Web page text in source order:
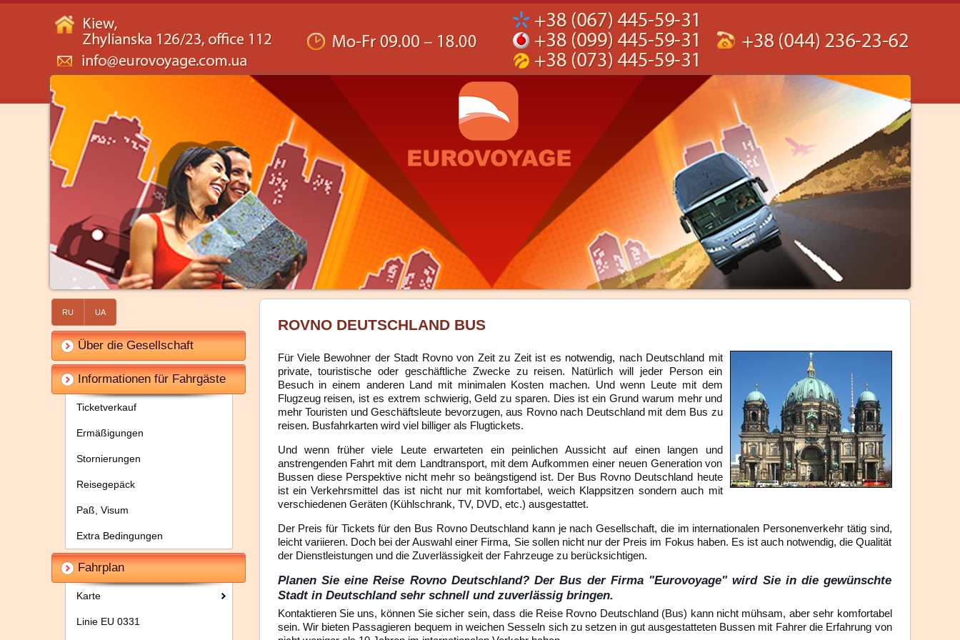
RU UA
Über die Gesellschaft
Informationen für Fahrgäste
Ticketverkauf
Ermäßigungen
Stornierungen
Reisegepäck
Paß, Visum
Extra Bedingungen
Fahrplan
Karte
Linie EU 0331
ROVNO DEUTSCHLAND BUS
Für Viele Bewohner der Stadt Rovno von Zeit zu Zeit ist es notwendig, nach Deutschland mit
private, touristische oder geschäftliche Zwecke zu reisen. Natürlich will jeder Person ein
Besuch in einem anderen Land mit minimalen Kosten machen. Und wenn Leute mit dem
Flugzeug reisen, ist es extrem schwierig, Geld zu sparen. Dies ist ein Grund warum mehr und
mehr Touristen und Geschäftsleute bevorzugen, aus Rovno nach Deutschland mit dem Bus zu
reisen. Busfahrkarten wird viel billiger als Flugtickets.
Und wenn früher viele Leute erwarteten ein peinlichen Aussicht auf einen langen und
anstrengenden Fahrt mit dem Landtransport, mit dem Aufkommen einer neuen Generation von
Bussen diese Perspektive nicht mehr so beängstigend ist. Der Bus Rovno Deutschland heute
ist ein Verkehrsmittel das ist nicht nur mit komfortabel, weich Klappsitzen sondern auch mit
verschiedenen Geräten (Kühlschrank, TV, DVD, etc.) ausgestattet.
Der Preis für Tickets für den Bus Rovno Deutschland kann je nach Gesellschaft, die im internationalen Personenverkehr tätig sind,
leicht variieren. Doch bei der Auswahl einer Firma, Sie sollen nicht nur der Preis im Fokus haben. Es ist auch notwendig, die Qualität
der Dienstleistungen und die Zuverlässigkeit der Fahrzeuge zu berücksichtigen.
Planen Sie eine Reise Rovno Deutschland? Der Bus der Firma "Eurovoyage" wird Sie in die gewünschte
Stadt in Deutschland sehr schnell und zuverlässig bringen.
Kontaktieren Sie uns, können Sie sicher sein, dass die Reise Rovno Deutschland (Bus) kann nicht mühsam, aber sehr komfortabel
sein. Wir bieten Passagieren bequem in weichen Sesseln sich zu setzen in gut ausgestatteten Bussen mit Fahrer die Erfahrung von